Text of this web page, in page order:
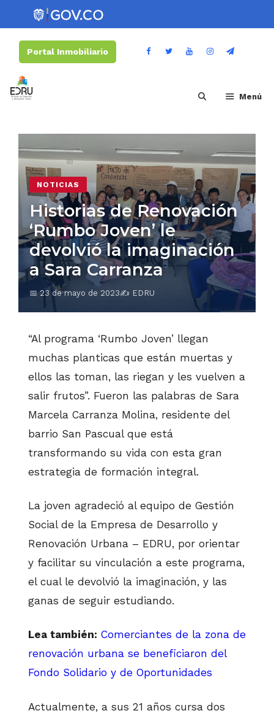
Portal Inmobiliario
Menú
NOTICIAS
Historias de Renovación
‘Rumbo Joven’ le
devolvió la imaginación
a Sara Carranza
📅 23 de mayo de 2023✍️ EDRU
“Al programa ‘Rumbo Joven’ llegan
muchas planticas que están muertas y
ellos las toman, las riegan y les vuelven a
salir frutos”. Fueron las palabras de Sara
Marcela Carranza Molina, residente del
barrio San Pascual que está
transformando su vida con esta gran
estrategia de formación integral.
La joven agradeció al equipo de Gestión
Social de la Empresa de Desarrollo y
Renovación Urbana – EDRU, por orientar
y facilitar su vinculación a este programa,
el cual le devolvió la imaginación, y las
ganas de seguir estudiando.
Lea también: Comerciantes de la zona de
renovación urbana se beneficiaron del
Fondo Solidario y de Oportunidades
Actualmente, a sus 21 años cursa dos